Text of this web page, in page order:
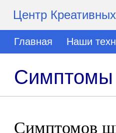
Центр
Главная Наши
Симптомы
Симптомов